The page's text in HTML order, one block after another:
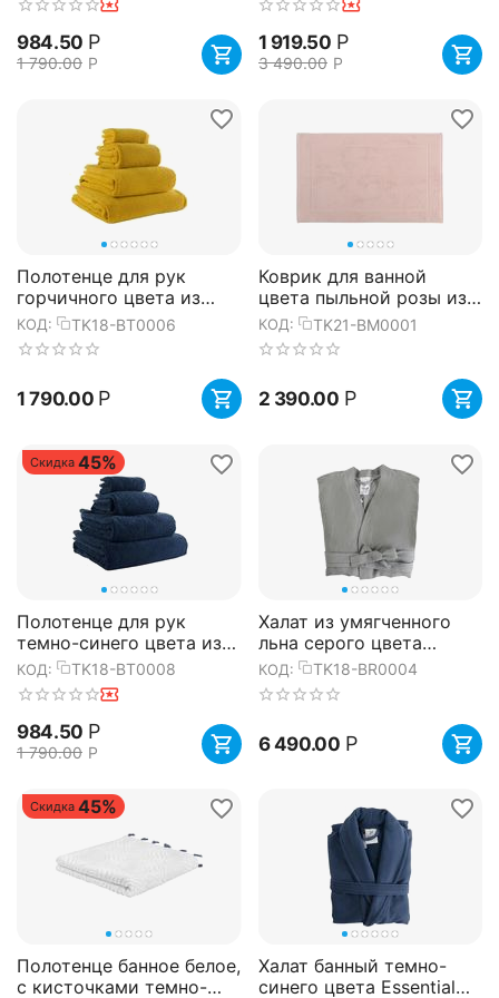
984.50 Р
1 790.00 Р
1 919.50 Р
3 490.00 Р
Полотенце для рук
горчичного цвета из
коллекции Essential,
50х90 см, Tkano
КОД: TK18-BT0006
1 790.00 Р
Коврик для ванной
цвета пыльной розы из
коллекции Essential,
50х80 см, Tkano
КОД: TK21-BM0001
2 390.00 Р
Скидка 45%
Полотенце для рук
темно-синего цвета из
коллекции Essential,
50х90 см, Tkano
КОД: TK18-BT0008
984.50 Р
1 790.00 Р
Халат из умягченного
льна серого цвета
Essential, размер M,
Tkano
КОД: TK18-BR0004
6 490.00 Р
Скидка 45%
Полотенце банное белое,
с кисточками темно-
Халат банный темно-
синего цвета Essential